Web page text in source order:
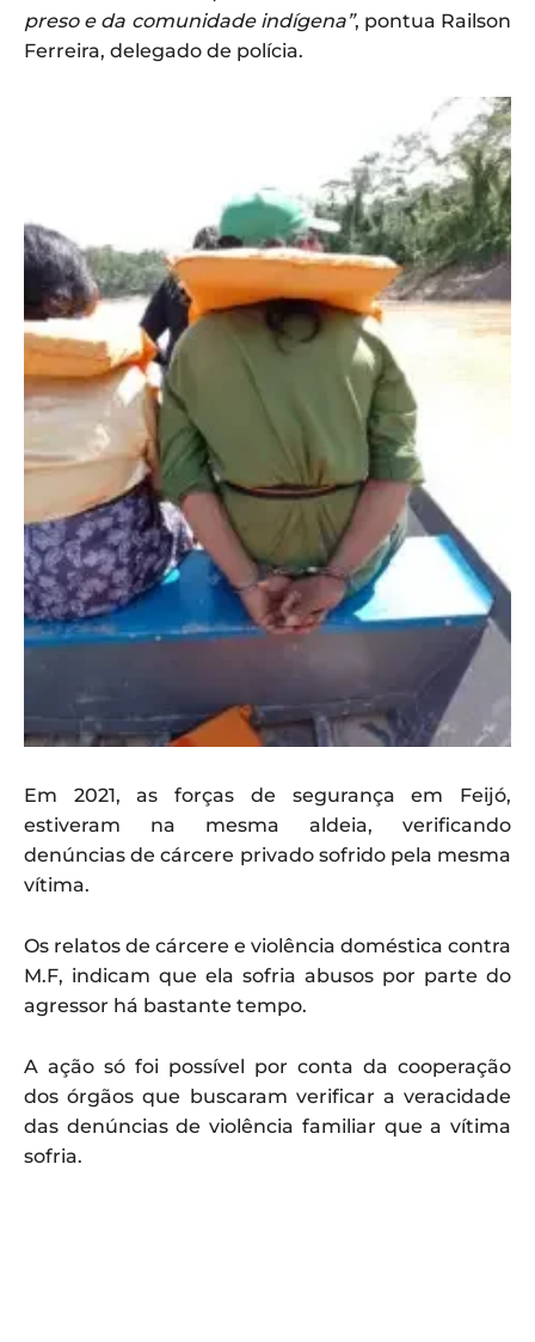
preso e da comunidade indígena”, pontua Railson
Ferreira, delegado de polícia.
Em 2021, as forças de segurança em Feijó,
estiveram na mesma aldeia, verificando
denúncias de cárcere privado sofrido pela mesma
vítima.
Os relatos de cárcere e violência doméstica contra
M.F, indicam que ela sofria abusos por parte do
agressor há bastante tempo.
A ação só foi possível por conta da cooperação
dos órgãos que buscaram verificar a veracidade
das denúncias de violência familiar que a vítima
sofria.